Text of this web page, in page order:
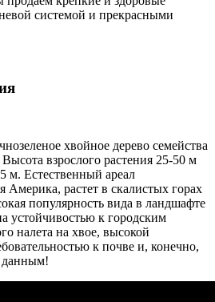
системой и прекрасными
хвойное дерево семейства
взрослого растения 25-50 м
м. Естественный ареал
Америка, растет в скалистых горах
популярность вида в ландшафте
устойчивостью к городским
налета на хвое, высокой
к почве и, конечно,